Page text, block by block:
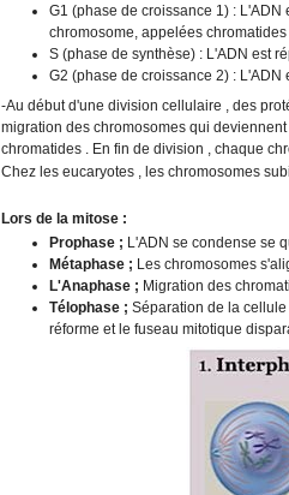
G1 (phase de croissance 1) :
chromosome, appelées
S (phase de synthèse) : L'ADN est
G2 (phase de croissance 2) :
-Au début d'une division cellulaire , des
migration des chromosomes qui
chromatides . En fin de division , chaque
Chez les eucaryotes , les chromosomes
Lors de la mitose :
Prophase ; L'ADN se condense se
Métaphase ; Les chromosomes
L'Anaphase ; Migration des
Télophase ; Séparation de la
réforme et le fuseau mitotique